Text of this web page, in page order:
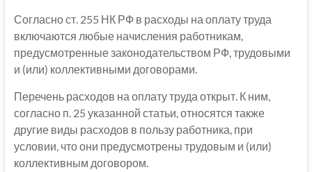
Согласно ст. 255 НК РФ в расходы на оплату труда
включаются любые начисления работникам,
предусмотренные законодательством РФ, трудовыми
и (или) коллективными договорами.
Перечень расходов на оплату труда открыт. К ним,
согласно п. 25 указанной статьи, относятся также
другие виды расходов в пользу работника, при
условии, что они предусмотрены трудовым и (или)
коллективным договором.